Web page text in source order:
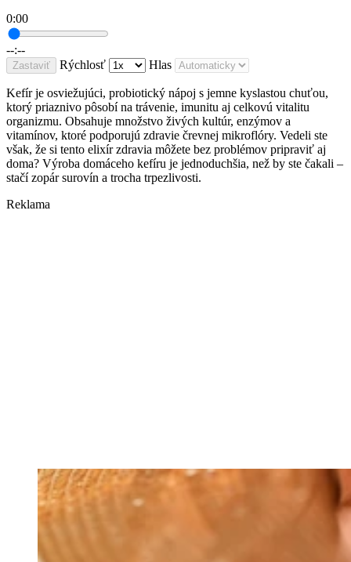
0:00
--:--
Zastaviť Rýchlosť Hlas
Kefír je osviežujúci, probiotický nápoj s jemne kyslastou chuťou,
ktorý priaznivo pôsobí na trávenie, imunitu aj celkovú vitalitu
organizmu. Obsahuje množstvo živých kultúr, enzýmov a
vitamínov, ktoré podporujú zdravie črevnej mikroflóry. Vedeli ste
však, že si tento elixír zdravia môžete bez problémov pripraviť aj
doma? Výroba domáceho kefíru je jednoduchšia, než by ste čakali –
stačí zopár surovín a trocha trpezlivosti.
Reklama